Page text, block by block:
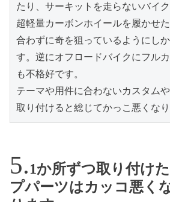
たり、サーキットを走らないバイク
超軽量カーボンホイールを履かせ
合わずに奇を狙っているようにし
す。逆にオフロードバイクにフル
も不格好です。
テーマや用件に合わないカスタム
取り付けると総じてかっこ悪くなり
1か所ずつ取り付け
プパーツはカッコ悪く